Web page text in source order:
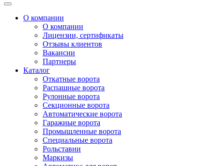
О компании
О компании
Лицензии, сертификаты
Отзывы клиентов
Вакансии
Партнеры
Каталог
Откатные ворота
Распашные ворота
Рулонные ворота
Секционные ворота
Автоматические ворота
Гаражные ворота
Промышленные ворота
Специальные ворота
Рольставни
Маркизы